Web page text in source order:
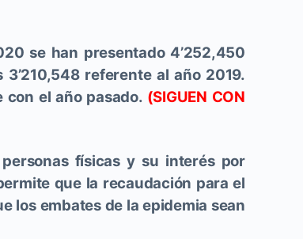
se han presentado 4’252,450
referente al año 2019.
el año pasado. (SIGUEN CON
físicas y su interés por
que la recaudación para el
los embates de la epidemia sean